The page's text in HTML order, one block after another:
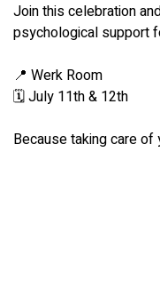
Join this celebration
psychological support
📍 Werk Room
🗓️ July 11th & 12th
Because taking care of